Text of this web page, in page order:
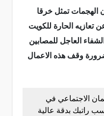
الهجمات تمثل خرقا
تعازيه الحارة للكويت
العاجل للمصابين
وقف هذه الاعمال
الاجتماعي في
راتبك بدقة عالية